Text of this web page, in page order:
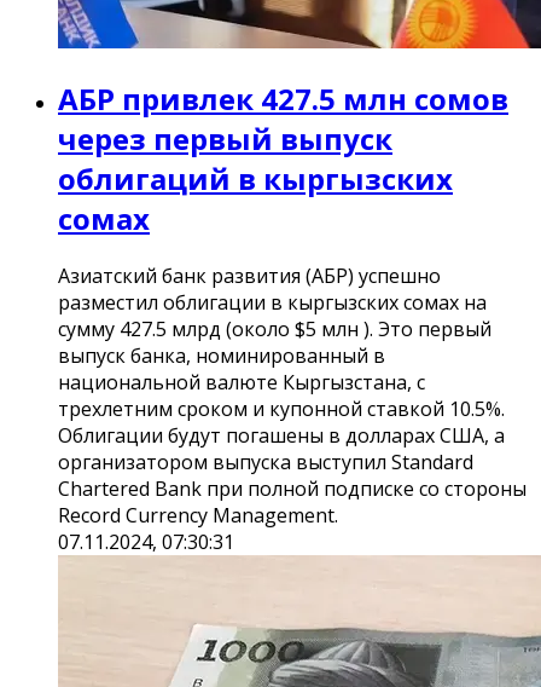
АБР привлек 427.5 млн сомов
через первый выпуск
облигаций в кыргызских
сомах
Азиатский банк развития (АБР) успешно
разместил облигации в кыргызских сомах на
сумму 427.5 млрд (около $5 млн ). Это первый
выпуск банка, номинированный в
национальной валюте Кыргызстана, с
трехлетним сроком и купонной ставкой 10.5%.
Облигации будут погашены в долларах США, а
организатором выпуска выступил Standard
Chartered Bank при полной подписке со стороны
Record Currency Management.
07.11.2024, 07:30:31